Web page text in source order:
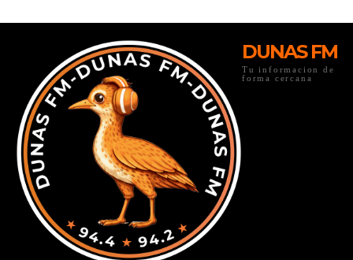
DUNAS FM
Tu informacion de
forma cercana